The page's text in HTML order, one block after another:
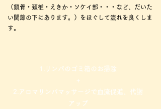
（鎖骨・頚椎・えきか・ソケイ部・・・など、だいた
い関節の下にあります。）をほぐして流れを良くしま
す。
1.リンパのゴミ箱のお掃除
+
2.アロマリンパマッサージで血流促進、代謝
アップ